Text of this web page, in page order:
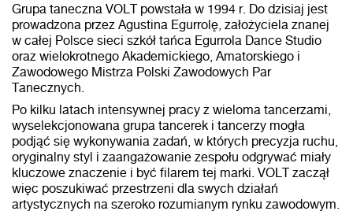
Grupa taneczna VOLT powstała w 1994 r. Do dzisiaj jest
prowadzona przez Agustina Egurrolę, założyciela znanej
w całej Polsce sieci szkół tańca Egurrola Dance Studio
oraz wielokrotnego Akademickiego, Amatorskiego i
Zawodowego Mistrza Polski Zawodowych Par
Tanecznych.
Po kilku latach intensywnej pracy z wieloma tancerzami,
wyselekcjonowana grupa tancerek i tancerzy mogła
podjąć się wykonywania zadań, w których precyzja ruchu,
oryginalny styl i zaangażowanie zespołu odgrywać miały
kluczowe znaczenie i być filarem tej marki. VOLT zaczął
więc poszukiwać przestrzeni dla swych działań
artystycznych na szeroko rozumianym rynku zawodowym.